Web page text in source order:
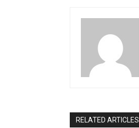
RELATED ARTICLES